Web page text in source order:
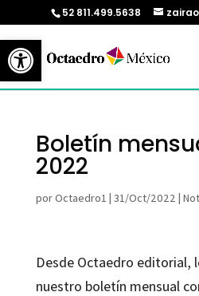
Abrir barra de herramientas
52 811.499.5638
Boletín
2022
porOctaedro1 | 31/Oct/2022 |
Desde Octaedro editorial,
nuestro boletín mensual